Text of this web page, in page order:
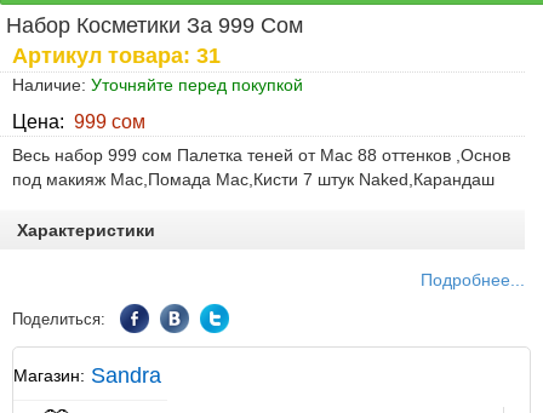
Набор Косметики За 999 Сом
Артикул товара: 31
Наличие: Уточняйте перед покупкой
Цена: 999 сом
Весь набор 999 сом Палетка теней от Мас 88 оттенков ,Основ
под макияж Мас,Помада Мас,Кисти 7 штук Naked,Карандаш
Характеристики
Подробнее...
Поделиться:
Магазин: Sandra